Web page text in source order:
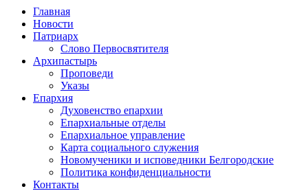
Главная
Новости
Патриарх
Слово Первосвятителя
Архипастырь
Проповеди
Указы
Епархия
Духовенство епархии
Епархиальные отделы
Епархиальное управление
Карта социального служения
Новомученики и исповедники Белгородские
Политика конфиденциальности
Контакты